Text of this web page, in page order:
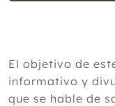
El objetivo de
informativo y
que se hable de